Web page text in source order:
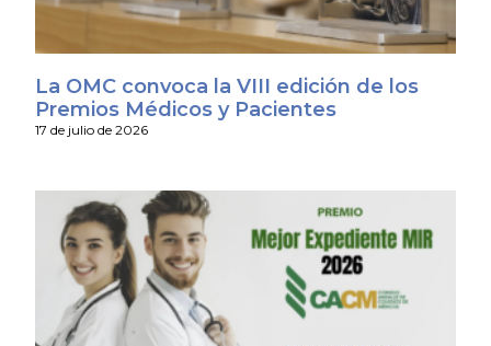
La OMC convoca la VIII edición de los
Premios Médicos y Pacientes
17 de julio de 2026